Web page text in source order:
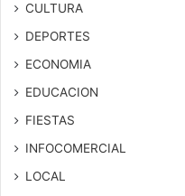
CULTURA
DEPORTES
ECONOMIA
EDUCACION
FIESTAS
INFOCOMERCIAL
LOCAL